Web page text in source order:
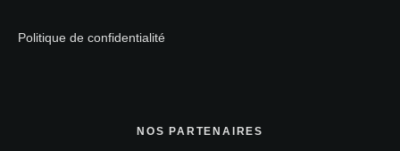
Politique de confidentialité
NOS PARTENAIRES